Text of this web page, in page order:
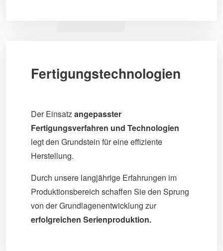
Fertigungstechnologien
Der Einsatzangepasster
Fertigungsverfahren und Technologien
legt den Grundstein für eine effiziente
Herstellung.
Durch unsere langjährige Erfahrungen im
Produktionsbereich schaffen Sie den Sprung
von der Grundlagenentwicklung zur
erfolgreichen Serienproduktion.